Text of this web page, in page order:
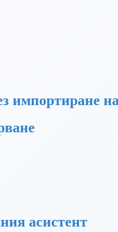
импортиране
асистент